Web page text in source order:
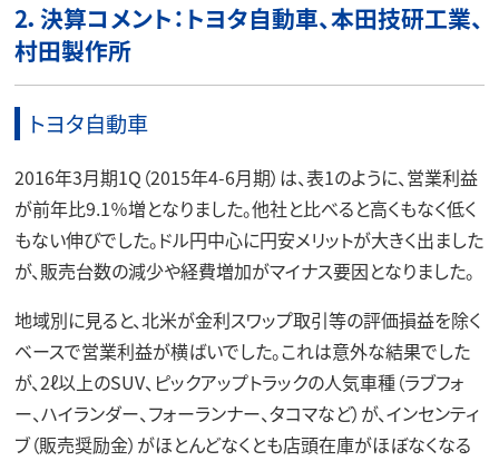
2．決算コメント：トヨタ自動車、本田技研工業、
村田製作所
トヨタ自動車
2016年3月期1Q（2015年4-6月期）は、表1のように、営業利益
が前年比9.1％増となりました。他社と比べると高くもなく低く
もない伸びでした。ドル円中心に円安メリットが大きく出ました
が、販売台数の減少や経費増加がマイナス要因となりました。
地域別に見ると、北米が金利スワップ取引等の評価損益を除く
ベースで営業利益が横ばいでした。これは意外な結果でした
が、2ℓ以上のSUV、ピックアップトラックの人気車種（ラブフォ
ー、ハイランダー、フォーランナー、タコマなど）が、インセンティ
ブ（販売奨励金）がほとんどなくとも店頭在庫がほぼなくなる